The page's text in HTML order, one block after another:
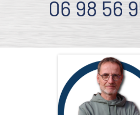
06 98 56
Voir
l'image
agrandie